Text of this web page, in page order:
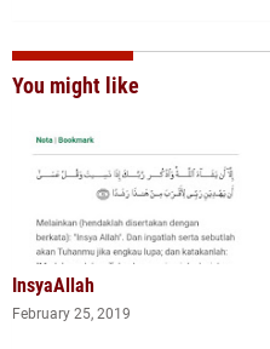
You might like
InsyaAllah
February 25, 2019